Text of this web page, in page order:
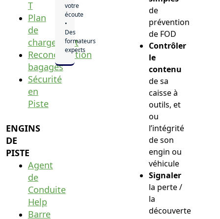
T
Plan
de
chargement
Reconcialiation
bagages
Sécurité
en
Piste
ENGINS
DE
PISTE
Agent
de
Conduite
Help
Barre
votre
écoute
•
Des
formateurs
experts
de
prévention
de FOD
Contrôler
le
contenu
de sa
caisse à
outils, et
ou
l’intégrité
de son
engin ou
véhicule
Signaler
la perte /
la
découverte